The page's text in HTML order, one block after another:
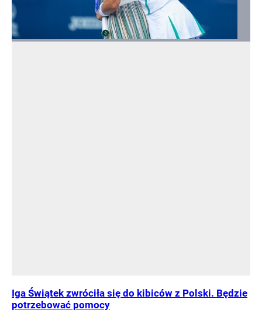
Iga Świątek zwróciła się do kibiców z Polski. Będzie
potrzebować pomocy